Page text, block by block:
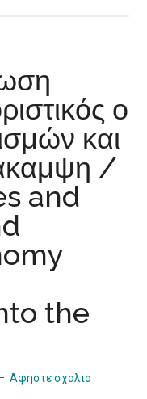
ο
και
/
and
the
Αφηστε σχολιο